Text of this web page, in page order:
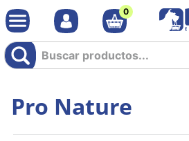
0
Buscar productos...
Pro Nature